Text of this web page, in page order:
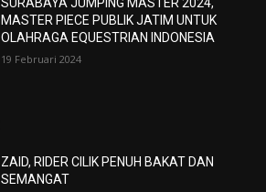
MASTER PIECE PUBLIK JATIM UNTUK
OLAHRAGA EQUESTRIAN INDONESIA
19 Februari 2024
ZAID, RIDER CILIK PENUH BAKAT DAN
SEMANGAT